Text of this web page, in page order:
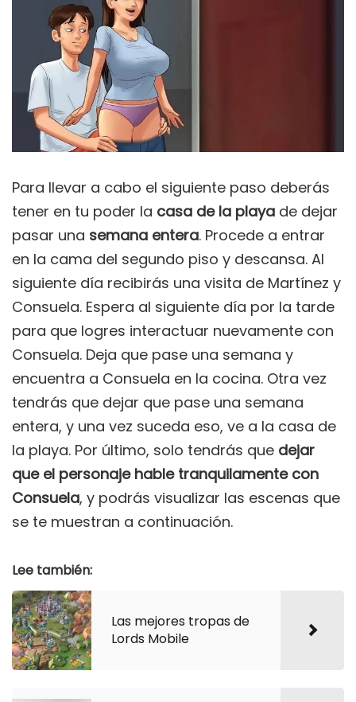
Para llevar a cabo el siguiente paso deberás
tener en tu poder la casa de la playa de dejar
pasar una semana entera. Procede a entrar
en la cama del segundo piso y descansa. Al
siguiente día recibirás una visita de Martínez y
Consuela. Espera al siguiente día por la tarde
para que logres interactuar nuevamente con
Consuela. Deja que pase una semana y
encuentra a Consuela en la cocina. Otra vez
tendrás que dejar que pase una semana
entera, y una vez suceda eso, ve a la casa de
la playa. Por último, solo tendrás que dejar
que el personaje hable tranquilamente con
Consuela, y podrás visualizar las escenas que
se te muestran a continuación.
Lee también:
Las mejores tropas de
Lords Mobile